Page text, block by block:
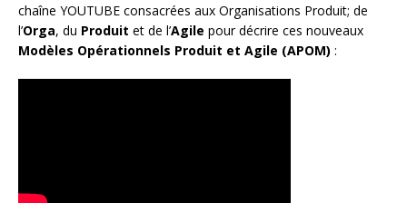
chaîne YOUTUBE consacrées aux Organisations Produit; de
l’Orga, du Produit et de l’Agile pour décrire ces nouveaux
Modèles Opérationnels Produit et Agile (APOM) :